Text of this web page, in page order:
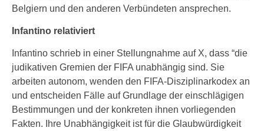
Belgiern und den anderen Verbündeten ansprechen.
Infantino relativiert
Infantino schrieb in einer Stellungnahme auf X, dass “die
judikativen Gremien der FIFA unabhängig sind. Sie
arbeiten autonom, wenden den FIFA-Disziplinarkodex an
und entscheiden Fälle auf Grundlage der einschlägigen
Bestimmungen und der konkreten ihnen vorliegenden
Fakten. Ihre Unabhängigkeit ist für die Glaubwürdigkeit